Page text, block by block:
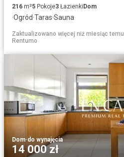
216 m²5 Pokoje3 ŁazienkiDom
·Ogród·Taras·Sauna
Zaktualizowano więcej niż miesiąc temu
Rentumo
Dom·do wynajęcia
14 000 zł